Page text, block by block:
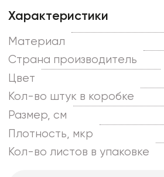
Характеристики
Материал
Страна производитель
Цвет
Кол-во штук в коробке
Размер, см
Плотность, мкр
Кол-во листов в упаковке